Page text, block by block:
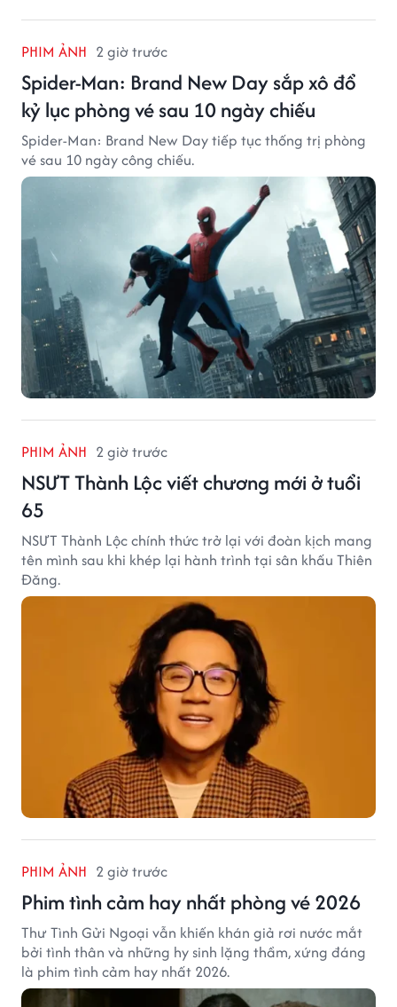
PHIM ẢNH 2 giờ trước
Spider-Man: Brand New Day sắp xô đổ
kỷ lục phòng vé sau 10 ngày chiếu
Spider-Man: Brand New Day tiếp tục thống trị phòng
vé sau 10 ngày công chiếu.
PHIM ẢNH 2 giờ trước
NSƯT Thành Lộc viết chương mới ở tuổi
65
NSƯT Thành Lộc chính thức trở lại với đoàn kịch mang
tên mình sau khi khép lại hành trình tại sân khấu Thiên
Đăng.
PHIM ẢNH 2 giờ trước
Phim tình cảm hay nhất phòng vé 2026
Thư Tình Gửi Ngoại vẫn khiến khán giả rơi nước mắt
bởi tình thân và những hy sinh lặng thầm, xứng đáng
là phim tình cảm hay nhất 2026.